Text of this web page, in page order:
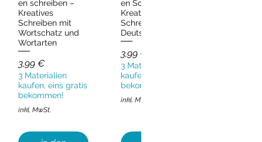
en schreiben –
Kreatives
Schreiben mit
Wortschatz und
Wortarten
Preis
3,99 €
3 Materialien
kaufen, eins gratis
bekommen!
inkl. MwSt.
en Sommer –
Kreatives
Schreiben
Deutsch & DaZ
Preis
3,99 €
3 Materialien
kaufen, eins gratis
bekommen!
inkl. MwSt.